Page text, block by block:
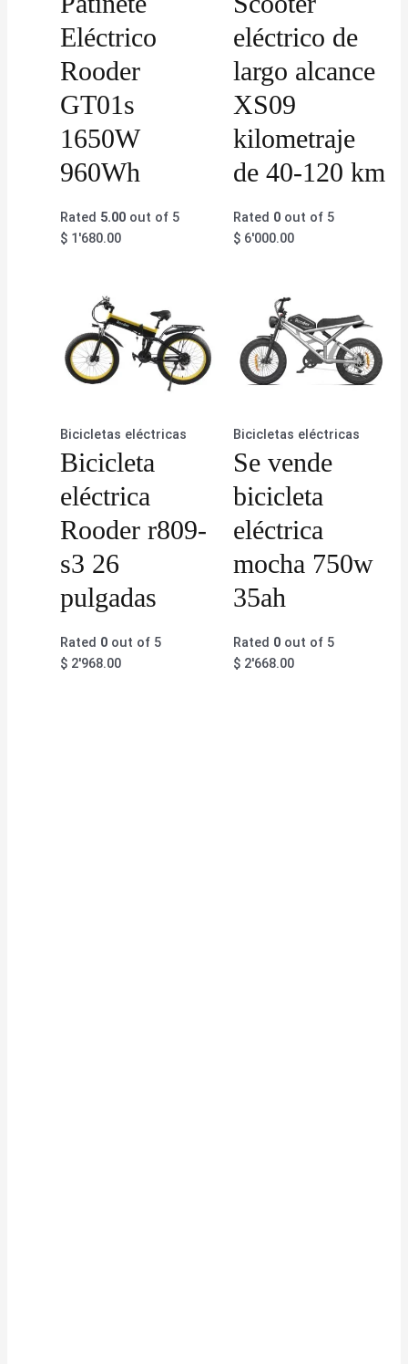
Eléctrico
Rooder
GT01s
1650W
960Wh
Rated 5.00 out of 5
$ 1'680.00
eléctrico de
largo alcance
XS09
kilometraje
de 40-120 km
Rated 0out of 5
$6'000.00
Bicicletas eléctricas
Bicicleta
eléctrica
Rooder r809-
s3 26
pulgadas
Rated 0 out of 5
$ 2'968.00
Bicicletas eléctricas
Se vende
bicicleta
eléctrica
mocha 750w
35ah
Rated 0out of 5
$2'668.00